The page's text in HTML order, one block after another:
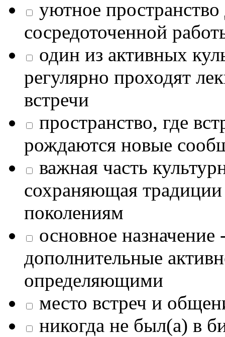
уютное
сосредоточенной
один из активных
регулярно проходят
встречи
пространство, где
рождаются новые
важная часть
сохраняющая
поколениям
основное назначение
дополнительные
определяющими
место встреч и
никогда не был(а) в